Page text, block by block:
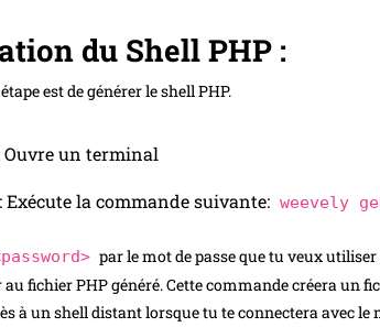
du Shell PHP :
est de générer le shell PHP.
Ouvre un terminal
Exécute la commande suivante: weevely
par le mot de passe que tu veux
fichier PHP généré. Cette commande créera un
à un shell distant lorsque tu te connectera avec le